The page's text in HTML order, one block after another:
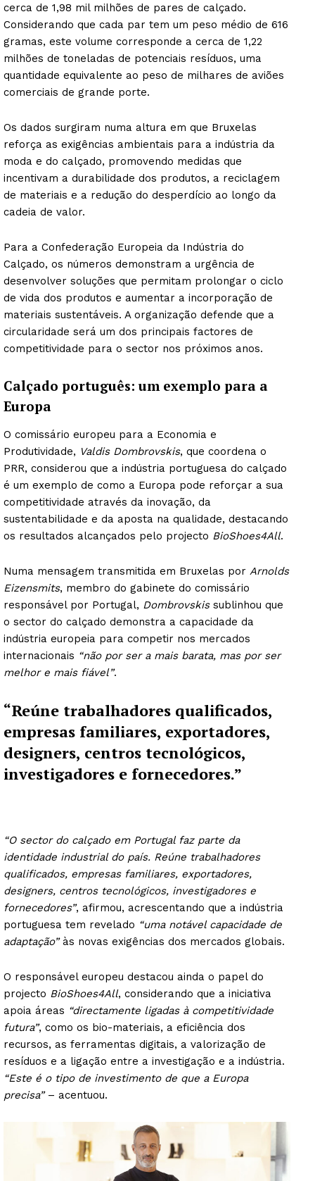
cerca de 1,98 mil milhões de pares de calçado.
Considerando que cada par tem um peso médio de 616
gramas, este volume corresponde a cerca de 1,22
milhões de toneladas de potenciais resíduos, uma
quantidade equivalente ao peso de milhares de aviões
comerciais de grande porte.
Os dados surgiram numa altura em que Bruxelas
reforça as exigências ambientais para a indústria da
moda e do calçado, promovendo medidas que
incentivam a durabilidade dos produtos, a reciclagem
de materiais e a redução do desperdício ao longo da
cadeia de valor.
Para a Confederação Europeia da Indústria do
Calçado, os números demonstram a urgência de
desenvolver soluções que permitam prolongar o ciclo
de vida dos produtos e aumentar a incorporação de
materiais sustentáveis. A organização defende que a
circularidade será um dos principais factores de
competitividade para o sector nos próximos anos.
Calçado português: um exemplo para a
Europa
O comissário europeu para a Economia e
Produtividade, Valdis Dombrovskis, que coordena o
PRR, considerou que a indústria portuguesa do calçado
é um exemplo de como a Europa pode reforçar a sua
competitividade através da inovação, da
sustentabilidade e da aposta na qualidade, destacando
os resultados alcançados pelo projecto BioShoes4All.
Numa mensagem transmitida em Bruxelas por Arnolds
Eizensmits, membro do gabinete do comissário
responsável por Portugal, Dombrovskissublinhou que
o sector do calçado demonstra a capacidade da
indústria europeia para competir nos mercados
internacionais “não por ser a mais barata, mas por ser
melhor e mais fiável”.
“Reúne trabalhadores qualificados,
empresas familiares, exportadores,
designers, centros tecnológicos,
investigadores e fornecedores.”
“O sector do calçado em Portugal faz parte da
identidade industrial do país. Reúne trabalhadores
qualificados, empresas familiares, exportadores,
designers, centros tecnológicos, investigadores e
fornecedores”, afirmou, acrescentando que a indústria
portuguesa tem revelado “uma notável capacidade de
adaptação”às novas exigências dos mercados globais.
O responsável europeu destacou ainda o papel do
projecto BioShoes4All, considerando que a iniciativa
apoia áreas “directamente ligadas à competitividade
futura”, como os bio-materiais, a eficiência dos
recursos, as ferramentas digitais, a valorização de
resíduos e a ligação entre a investigação e a indústria.
“Este é o tipo de investimento de que a Europa
precisa” – acentuou.